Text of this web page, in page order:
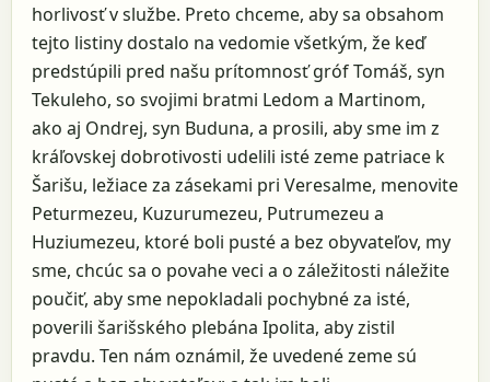
horlivosť v službe. Preto chceme, aby sa obsahom
tejto listiny dostalo na vedomie všetkým, že keď
predstúpili pred našu prítomnosť gróf Tomáš, syn
Tekuleho, so svojimi bratmi Ledom a Martinom,
ako aj Ondrej, syn Buduna, a prosili, aby sme im z
kráľovskej dobrotivosti udelili isté zeme patriace k
Šarišu, ležiace za zásekami pri Veresalme, menovite
Peturmezeu, Kuzurumezeu, Putrumezeu a
Huziumezeu, ktoré boli pusté a bez obyvateľov, my
sme, chcúc sa o povahe veci a o záležitosti náležite
poučiť, aby sme nepokladali pochybné za isté,
poverili šarišského plebána Ipolita, aby zistil
pravdu. Ten nám oznámil, že uvedené zeme sú